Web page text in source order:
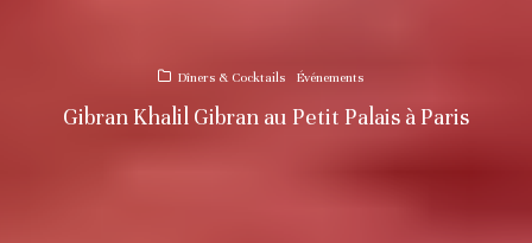
Dîners & Cocktails Événements
Gibran Khalil Gibran au Petit Palais à Paris